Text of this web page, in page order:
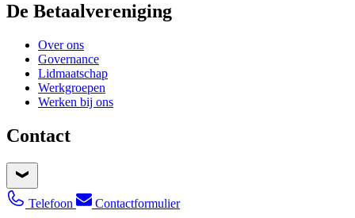
De Betaalvereniging
Over ons
Governance
Lidmaatschap
Werkgroepen
Werken bij ons
Contact
Telefoon Contactformulier